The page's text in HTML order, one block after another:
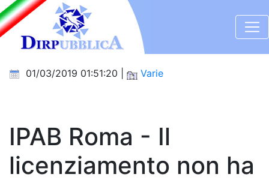
01/03/2019 01:51:20 | Varie
IPAB Roma - Il
licenziamento non ha